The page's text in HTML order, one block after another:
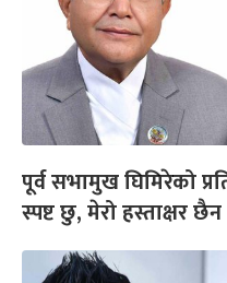
पूर्व सभामुख घिमिरेको
स्पष्ट छु, मेरो हस्ताक्षर छैन